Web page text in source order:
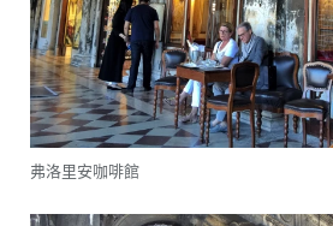
弗洛里安咖啡館